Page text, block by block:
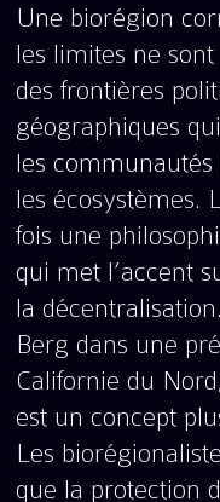
Une biorégion
les limites ne
des frontières
géographiques
les
les écosystèmes.
fois une
qui met l’accent
la
Berg dans une
Californie du
est un concept
Les
que la protection